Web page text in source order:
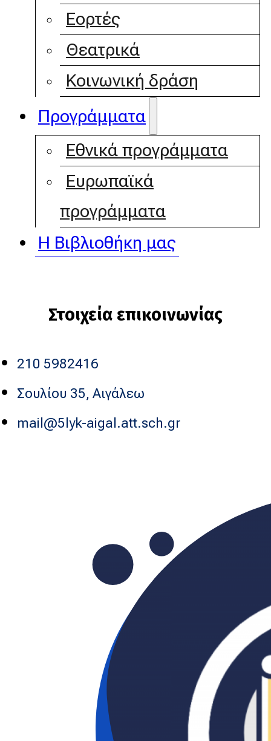
Εορτές
Θεατρικά
Κοινωνική δράση
Προγράμματα
Εθνικά προγράμματα
Ευρωπαϊκά
προγράμματα
Η Βιβλιοθήκη μας
Στοιχεία επικοινωνίας
210 5982416
Σουλίου 35, Αιγάλεω
mail@5lyk-aigal.att.sch.gr